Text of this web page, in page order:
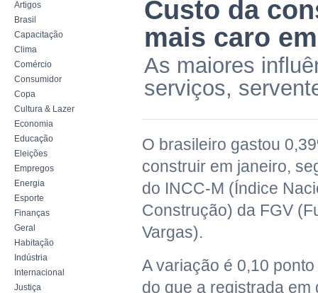
Artigos
Brasil
Capacitação
Clima
Comércio
Consumidor
Copa
Cultura & Lazer
Economia
Educação
Eleições
Empregos
Energia
Esporte
Finanças
Geral
Habitação
Indústria
Internacional
Justiça
Custo da
mais caro
As maiores
serviços,
O brasileiro gastou
construir em janeiro,
do INCC-M (Índice
Construção) da FGV
Vargas).
A variação é 0,10
do que a registrada em